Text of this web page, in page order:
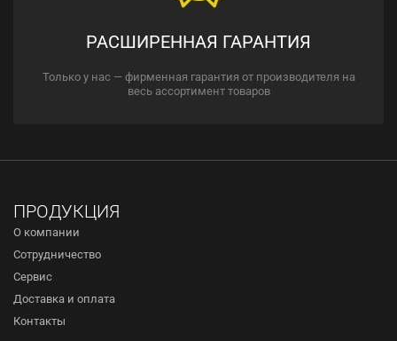
РАСШИРЕННАЯ ГАРАНТИЯ
Только у нас — фирменная гарантия от производителя на
весь ассортимент товаров
ПРОДУКЦИЯ
О компании
Сотрудничество
Сервис
Доставка и оплата
Контакты